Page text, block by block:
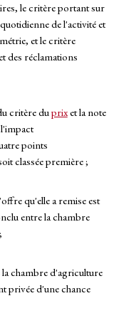
le critère portant sur
de l'activité et
et le critère
des réclamations
critère duprixet la note
points
classée première ;
qu'elle a remise est
entre la chambre
chambre d'agriculture
privée d'une chance